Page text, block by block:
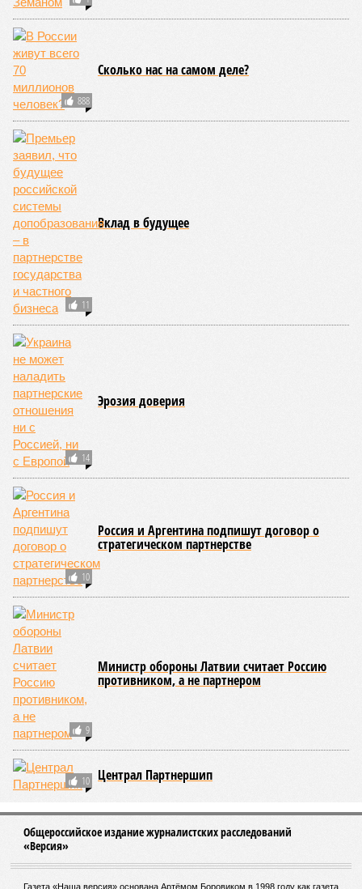
888
Сколько нас на самом деле?
11
Вклад в будущее
14
Эрозия доверия
10
Россия и Аргентина подпишут договор о
стратегическом партнерстве
9
Министр обороны Латвии считает Россию
противником, а не партнером
10 Централ Партнершип
Общероссийское издание журналистских расследований
«Версия»
Газета «Наша версия» основана Артёмом Боровиком в 1998 году как газета